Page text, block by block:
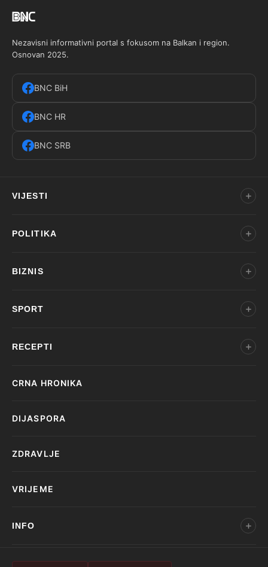
Nezavisni informativni portal s fokusom na Balkan i region.
Osnovan 2025.
BNC BiH
BNC HR
BNC SRB
VIJESTI
POLITIKA
BIZNIS
SPORT
RECEPTI
CRNA HRONIKA
DIJASPORA
ZDRAVLJE
VRIJEME
INFO